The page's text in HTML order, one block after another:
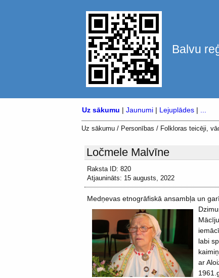
Balvu
Uz sākumu | Jaunumi | Lejuplādes |
Uz sākumu / Personības / Folkloras teicēji,
Ločmele Malvīne
Raksta ID: 820
Atjaunināts: 15 augusts, 2022
Medņevas etnogrāfiskā ansambļa un
labi
ar